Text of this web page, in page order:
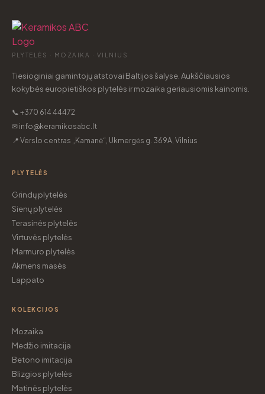
PLYTELĖS · MOZAIKA · VILNIUS
Tiesioginiai gamintojų atstovai Baltijos šalyse. Aukščiausios
kokybės europietiškos plytelės ir mozaika geriausiomis kainomis.
📞 +370 614 44472
✉ info@keramikosabc.lt
📍 Verslo centras „Kamanė“, Ukmergės g. 369A, Vilnius
PLYTELĖS
Grindų plytelės
Sienų plytelės
Terasinės plytelės
Virtuvės plytelės
Marmuro plytelės
Akmens masės
Lappato
KOLEKCIJOS
Mozaika
Medžio imitacija
Betono imitacija
Blizgios plytelės
Matinės plytelės